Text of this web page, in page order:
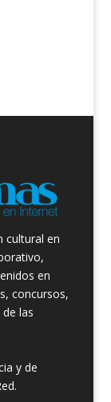
cultural en
en
concursos,
las
y de